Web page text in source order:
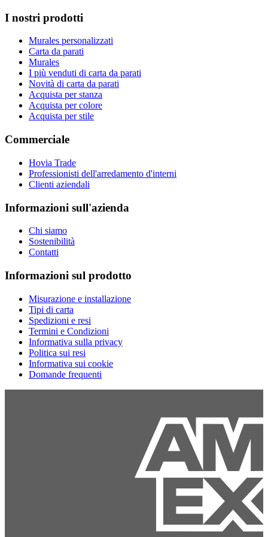
I nostri prodotti
Murales personalizzati
Carta da parati
Murales
I più venduti di carta da parati
Novità di carta da parati
Acquista per stanza
Acquista per colore
Acquista per stile
Commerciale
Hovia Trade
Professionisti dell'arredamento d'interni
Clienti aziendali
Informazioni sull'azienda
Chi siamo
Sostenibilità
Contatti
Informazioni sul prodotto
Misurazione e installazione
Tipi di carta
Spedizioni e resi
Termini e Condizioni
Informativa sulla privacy
Politica sui resi
Informativa sui cookie
Domande frequenti